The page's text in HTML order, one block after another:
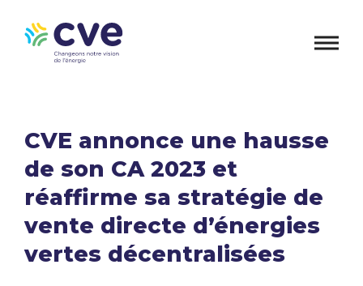
CVE annonce une hausse
de son CA 2023 et
réaffirme sa stratégie de
vente directe d’énergies
vertes décentralisées